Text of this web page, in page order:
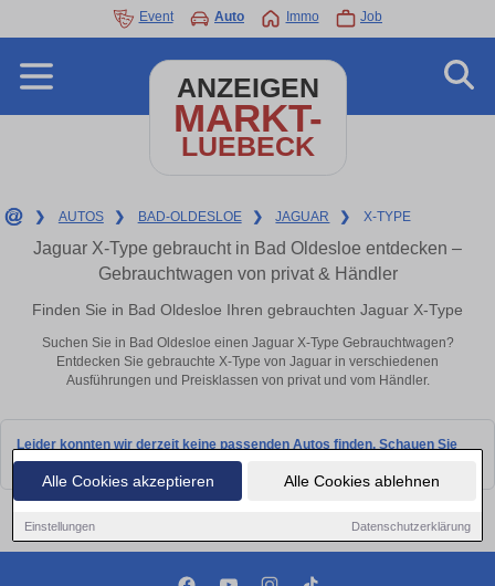
Alle Cookies akzeptieren Alle Cookies ablehnen
Einstellungen Datenschutzerklärung
Event Auto Immo Job
ANZEIGEN
MARKT-
LUEBECK
❯ AUTOS ❯ BAD-OLDESLOE ❯ JAGUAR ❯ X-TYPE
Jaguar X-Type gebraucht in Bad Oldesloe entdecken –
Gebrauchtwagen von privat & Händler
Finden Sie in Bad Oldesloe Ihren gebrauchten Jaguar X-Type
Suchen Sie in Bad Oldesloe einen Jaguar X-Type Gebrauchtwagen?
Entdecken Sie gebrauchte X-Type von Jaguar in verschiedenen
Ausführungen und Preisklassen von privat und vom Händler.
Leider konnten wir derzeit keine passenden Autos finden. Schauen Sie
bald wieder vorbei!